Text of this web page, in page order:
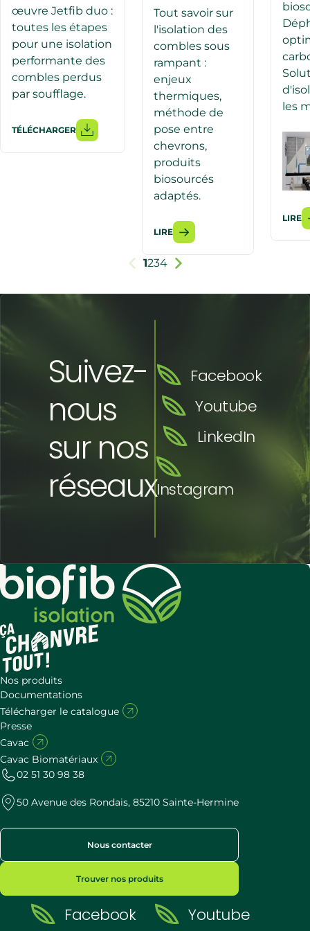
œuvre Jetfib duo :
toutes les étapes
pour une isolation
performante des
combles perdus
par soufflage.
TÉLÉCHARGER
Tout savoir sur
l'isolation des
combles sous
rampant :
enjeux
thermiques,
méthode de
pose entre
chevrons,
produits
biosourcés
adaptés.
LIRE
les
LIRE
1234
Suivez-
nous
sur nos
réseaux
Facebook
Youtube
LinkedIn
Instagram
Nos produits
Documentations
Télécharger le catalogue
Presse
Cavac
Cavac Biomatériaux
02 51 30 98 38
50 Avenue des Rondais, 85210 Sainte-Hermine
Nous contacter
Trouver nos produits
Facebook Youtube